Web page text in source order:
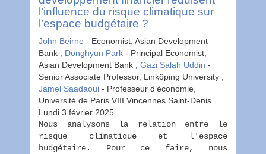
l’influence du risque climatique sur
l’espace budgétaire ?
John Beirne - Economist, Asian Development
Bank , Donghyun Park - Principal Economist,
Asian Development Bank , Gazi Salah Uddin -
Senior Associate Professor, Linköping University ,
Jamel Saadaoui - Professeur d’économie,
Université de Paris VIII Vincennes Saint-Denis
Lundi 3 février 2025
Nous analysons la relation entre le
risque climatique et l'espace
budgétaire. Pour ce faire, nous